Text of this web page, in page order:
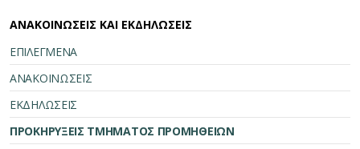
ΑΝΑΚΟΙΝΩΣΕΙΣ ΚΑΙ ΕΚΔΗΛΩΣΕΙΣ
ΕΠΙΛΕΓΜΕΝΑ
ΑΝΑΚΟΙΝΩΣΕΙΣ
ΕΚΔΗΛΩΣΕΙΣ
ΠΡΟΚΗΡΥΞΕΙΣ ΤΜΗΜΑΤΟΣ ΠΡΟΜΗΘΕΙΩΝ